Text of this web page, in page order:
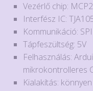
Vezérlő chip:
Interfész IC:
Kommunikáció:
Tápfeszültség: 5V
Felhasználás:
mikrokontrolleres
Kialakítás: